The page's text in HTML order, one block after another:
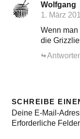
Wolfgang
1. März
Wenn
die
SCHREIBE
Deine E-Mail-
Erforderliche